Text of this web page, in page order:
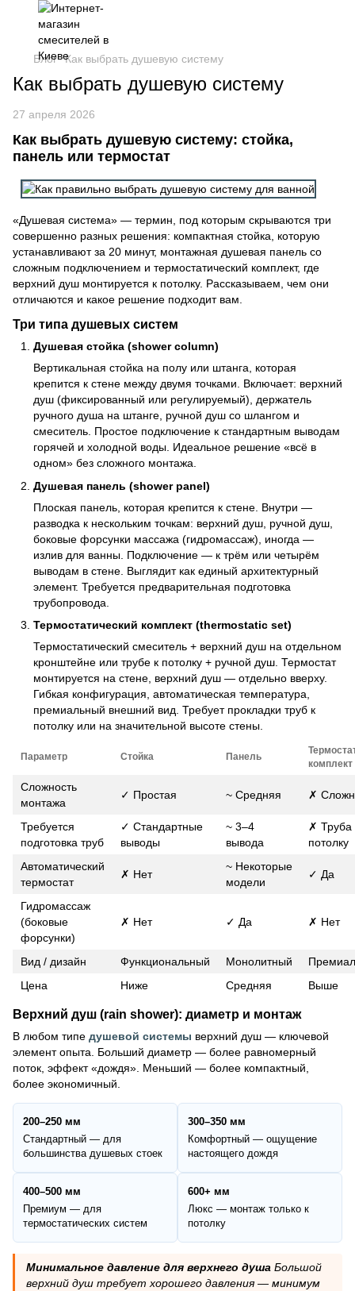
Блог Как выбрать душевую систему
Как выбрать душевую систему
27 апреля 2026
Как выбрать душевую систему: стойка,
панель или термостат
«Душевая система» — термин, под которым скрываются три
совершенно разных решения: компактная стойка, которую
устанавливают за 20 минут, монтажная душевая панель со
сложным подключением и термостатический комплект, где
верхний душ монтируется к потолку. Рассказываем, чем они
отличаются и какое решение подходит вам.
Три типа душевых систем
Душевая стойка (shower column)
Вертикальная стойка на полу или штанга, которая
крепится к стене между двумя точками. Включает: верхний
душ (фиксированный или регулируемый), держатель
ручного душа на штанге, ручной душ со шлангом и
смеситель. Простое подключение к стандартным выводам
горячей и холодной воды. Идеальное решение «всё в
одном» без сложного монтажа.
Душевая панель (shower panel)
Плоская панель, которая крепится к стене. Внутри —
разводка к нескольким точкам: верхний душ, ручной душ,
боковые форсунки массажа (гидромассаж), иногда —
излив для ванны. Подключение — к трём или четырём
выводам в стене. Выглядит как единый архитектурный
элемент. Требуется предварительная подготовка
трубопровода.
Термостатический комплект (thermostatic set)
Термостатический смеситель + верхний душ на отдельном
кронштейне или трубе к потолку + ручной душ. Термостат
монтируется на стене, верхний душ — отдельно вверху.
Гибкая конфигурация, автоматическая температура,
премиальный внешний вид. Требует прокладки труб к
потолку или на значительной высоте стены.
Параметр Стойка Панель
комплект
Сложность
монтажа
✓ Простая ~ Средняя ✗
Требуется
подготовка труб
✓ Стандартные
выводы
~ 3–4
вывода
✗ Труба
потолку
Автоматический
термостат
✗ Нет
~ Некоторые
модели
✓ Да
Гидромассаж
(боковые
форсунки)
✗ Нет ✓ Да ✗ Нет
Вид / дизайн Функциональный Монолитный
Цена
Ниже Средняя Выше
Верхний душ (rain shower): диаметр и монтаж
В любом типе душевой системы верхний душ — ключевой
элемент опыта. Больший диаметр — более равномерный
поток, эффект «дождя». Меньший — более компактный,
более экономичный.
200–250 мм
Стандартный — для
большинства душевых стоек
300–350 мм
Комфортный — ощущение
настоящего дождя
400–500 мм
Премиум — для
термостатических систем
600+ мм
Люкс — монтаж только к
потолку
Минимальное давление для верхнего душа Большой
верхний душ требует хорошего давления — минимум